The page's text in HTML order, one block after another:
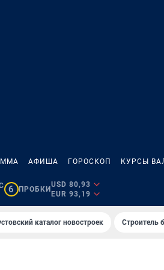
АФИША ГОРОСКОП КУРСЫ
6 ПРОБКИ
USD 80,93
EUR 93,19
каталог новостроек Строитель